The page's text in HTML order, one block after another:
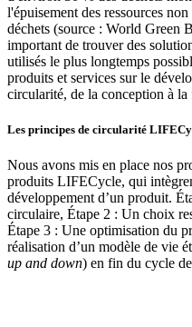
l'épuisement des ressources
déchets (source : World
important de trouver des
utilisés le plus longtemps
produits et services sur le
circularité, de la conception à
Les principes de circularité
Nous avons mis en place nos
produits LIFECycle, qui
développement d’un produit.
circulaire, Étape 2 : Un choix
Étape 3 : Une optimisation du
réalisation d’un modèle de vie
up and down) en fin du cycle